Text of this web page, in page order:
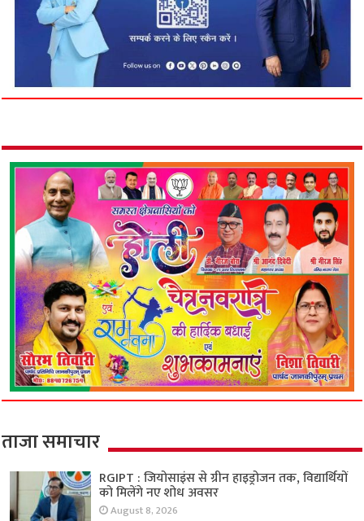
ताजा समाचार
RGIPT : जियोसाइंस से ग्रीन हाइड्रोजन तक, विद्यार्थियों
को मिलेंगे नए शोध अवसर
August 8, 2026